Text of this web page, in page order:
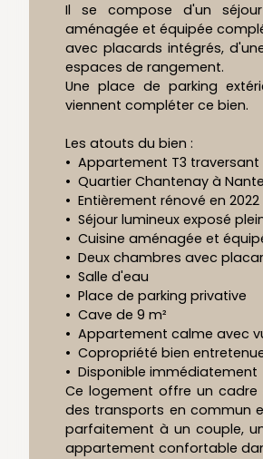
Il se compose d'un
aménagée et équipée
avec placards intégrés,
espaces de rangement.
Une place de parking
viennent compléter ce bien.
Les atouts du bien :
Appartement T3 traversant
Quartier Chantenay à
Entièrement rénové en 2022
Séjour lumineux exposé
Cuisine aménagée et
Deux chambres avec
Salle d'eau
Place de parking privative
Cave de 9 m²
Appartement calme avec
Copropriété bien
Disponible immédiatement
Ce logement offre un
des transports en commun
parfaitement à un couple,
appartement confortable